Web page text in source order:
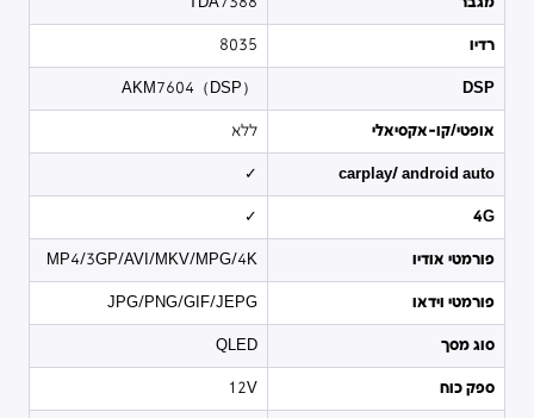
רדיו 8035
DSP
AKM7604（DSP）
אופטי/קו-אקסיאלי ללא
carplay/ android auto
✓
4G
✓
פורמטי אודיו MP4/3GP/AVI/MKV/MPG/4K
פורמטי וידאו JPG/PNG/GIF/JEPG
סוג מסך QLED
ספק כוח 12V